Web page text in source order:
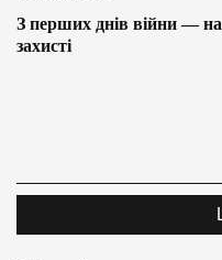
З перших днів війни — на
захисті